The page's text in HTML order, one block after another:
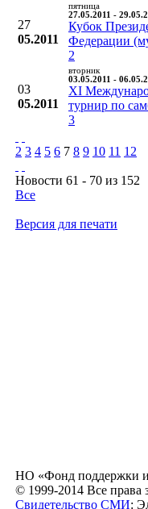
27
05.2011
пятница
27.05.2011 -
Кубок
Федерации
2
03
05.2011
вторник
03.05.2011 -
XI
турнир по
3
2 3 4 5 6 7 8 9 10 11 12
Новости 61 - 70 из 152
Все
Версия для печати
НО «Фонд поддержки и
© 1999-2014 Все
Свидетельство СМИ: